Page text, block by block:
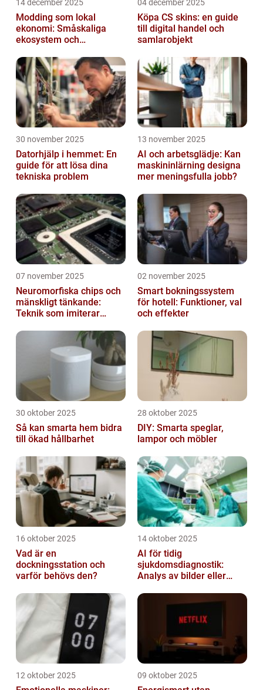
14 december 2025
Modding som lokal
ekonomi: Småskaliga
ekosystem och
04 december 2025
Köpa CS skins: en guide
till digital handel och
samlarobjekt
30 november 2025
Datorhjälp i hemmet: En
guide för att lösa dina
tekniska problem
13 november 2025
AI och arbetsglädje: Kan
maskininlärning designa
mer meningsfulla jobb?
07 november 2025
Neuromorfiska chips och
mänskligt tänkande:
Teknik som imiterar
02 november 2025
Smart bokningssystem
för hotell: Funktioner, val
och effekter
30 oktober 2025
Så kan smarta hem bidra
till ökad hållbarhet
28 oktober 2025
DIY: Smarta speglar,
lampor och möbler
16 oktober 2025
Vad är en
dockningsstation och
varför behövs den?
14 oktober 2025
AI för tidig
sjukdomsdiagnostik:
Analys av bilder eller
12 oktober 2025 09 oktober 2025